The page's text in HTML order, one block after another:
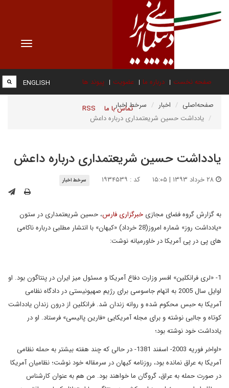
Toggle
صفحه نخست درباره ما عضویت پیوند ها
تماس با ما RSS
ENGLISH
صفحه‌اصلی اخبار
سرخط اخبار
یادداشت حسین شریعتمداری درباره داعش
یادداشت حسین شریعتمداری درباره داعش
کد : ۱۹۳۴۵۳۹ سرخط اخبار
به گزارش گروه فضای مجازی خبرگزاری فارس، حسین شریعتمداری در ستون
«یادداشت روز» شماره امروز(28 خرداد) «کیهان» با انتشار مطلبی درباره ناکامی
های پی در پی آمریکا در خاورمیانه نوشت:
1- «لری فرانکلین» افسر وزارت دفاع آمریکا و مسئول میز ایران در پنتاگون بود. او
اوایل سال 2005 به اتهام جاسوسی برای رژیم صهیونیستی در دادگاه نظامی
آمریکا به حبس محکوم شده و روانه زندان شد. فرانکلین از درون زندان یادداشت
کوتاه و جالبی نوشته و برای مجله آمریکایی «فارین پالیسی» فرستاد. او در
یادداشت خود نوشته بود؛
«اواخر فوریه 2003- اسفند 1381- در حالی که چند هفته بیشتر به حمله نظامی
آمریکا به عراق نمانده بود، روزنامه کیهان در سرمقاله خود نوشت؛ نظامیان آمریکا
در صورت حمله به عراق، گروگان ما خواهند بود. من هم به عنوان کارشناس